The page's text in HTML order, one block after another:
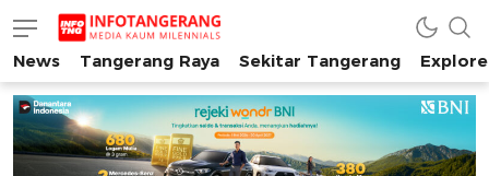
INFO TANGERANG
Media Kaum Millenials Tangerang Raya
News Tangerang Raya Sekitar Tangerang